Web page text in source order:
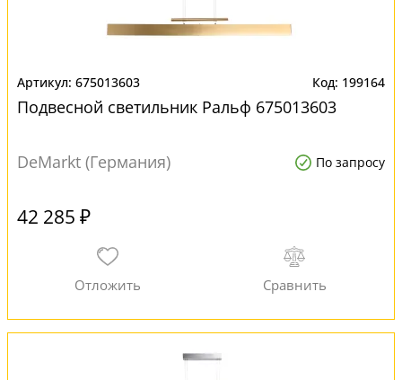
675013603 199164
Подвесной светильник Ральф 675013603
DeMarkt (Германия) По запросу
42 285 ₽